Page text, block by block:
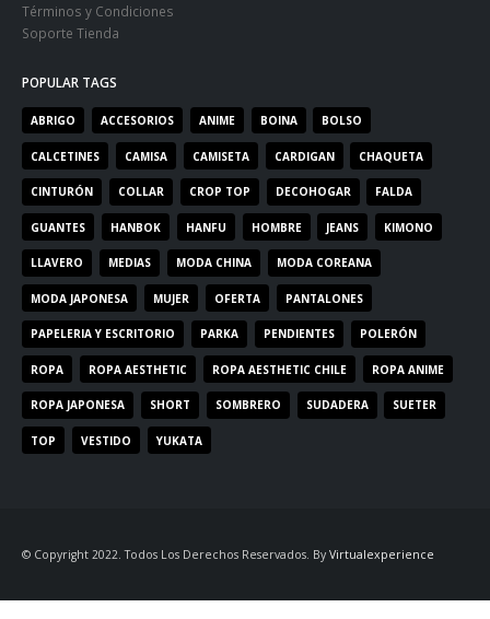
Términos y Condiciones
Soporte Tienda
POPULAR TAGS
ABRIGO ACCESORIOS ANIME BOINA BOLSO
CALCETINES CAMISA CAMISETA CARDIGAN CHAQUETA
CINTURÓN COLLAR CROP TOP DECOHOGAR FALDA
GUANTES HANBOK HANFU HOMBRE JEANS KIMONO
LLAVERO MEDIAS MODA CHINA MODA COREANA
MODA JAPONESA MUJER OFERTA PANTALONES
PAPELERIA Y ESCRITORIO PARKA PENDIENTES POLERÓN
ROPA ROPA AESTHETIC ROPA AESTHETIC CHILE ROPA ANIME
ROPA JAPONESA SHORT SOMBRERO SUDADERA SUETER
TOP VESTIDO YUKATA
© Copyright 2022. Todos Los Derechos Reservados. By Virtualexperience